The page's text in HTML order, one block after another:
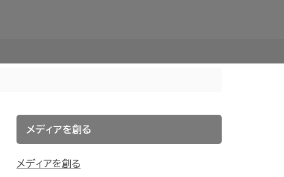
メディアを創る
メディアを創る